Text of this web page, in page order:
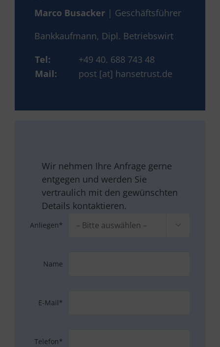
Marco Busacker | Geschäftsführer
Bankkaufmann, Dipl. Betriebswirt
Tel:
+49 40. 688 743 48
Mail:
post [at] hansetrust.de
Wir nehmen Ihre Anfrage gerne
entgegen und werden Sie
vertraulich mit den gewünschten
Details kontaktieren.
Anliegen* 
Name
E-Mail*
Telefon*